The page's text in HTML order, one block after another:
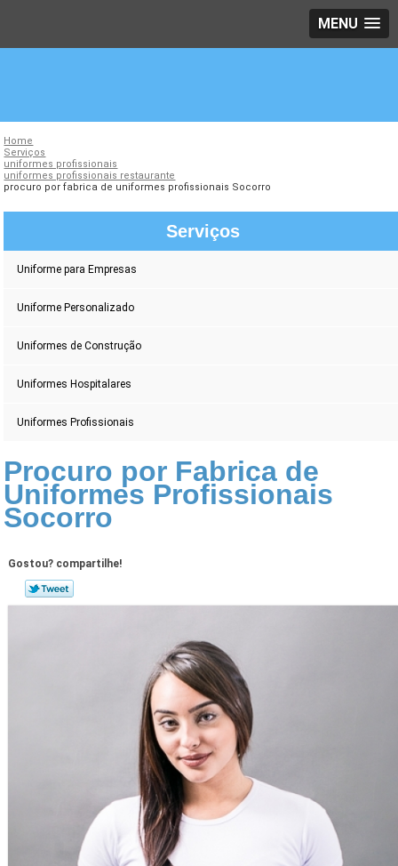
MENU
Home
Serviços
uniformes profissionais
uniformes profissionais restaurante
procuro por fabrica de uniformes profissionais Socorro
Serviços
Uniforme para Empresas
Uniforme Personalizado
Uniformes de Construção
Uniformes Hospitalares
Uniformes Profissionais
Procuro por Fabrica de
Uniformes Profissionais
Socorro
Gostou? compartilhe!